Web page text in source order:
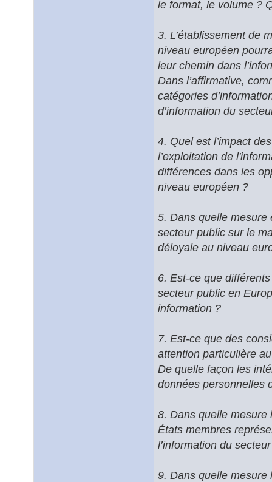
le format, le volume ?
3. L’établissement de
niveau européen
leur chemin dans
Dans l’affirmative,
catégories
d’information du
4. Quel est l’impact
l’exploitation de
différences dans les
niveau européen ?
5. Dans quelle mesure
secteur public sur le
déloyale au niveau
6. Est-ce que
secteur public en
information ?
7. Est-ce que des
attention particulière
De quelle façon les
données personnelles
8. Dans quelle mesure
États membres
l’information du
9. Dans quelle mesure